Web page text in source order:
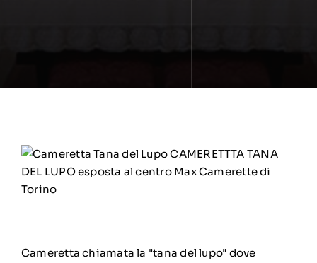
CAMERETTTA TANA
DEL LUPO esposta al centro Max Camerette di
Torino
Cameretta chiamata la "tana del lupo" dove